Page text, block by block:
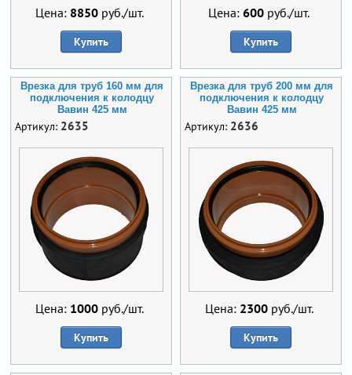
Цена: 8850руб./шт.
Купить
Цена: 600 руб./шт.
Купить
Врезка для труб 160 мм для
подключения к колодцу
Вавин 425 мм
Артикул: 2635
Цена: 1000руб./шт.
Купить
Врезка для труб 200 мм для
подключения к колодцу
Вавин 425 мм
Артикул: 2636
Цена: 2300руб./шт.
Купить